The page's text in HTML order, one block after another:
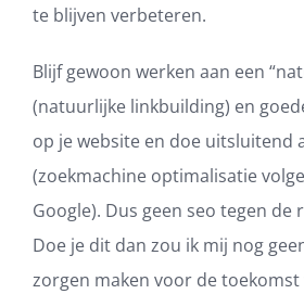
te blijven verbeteren.
Blijf gewoon werken aan een
(natuurlijke linkbuilding) en
op je website en doe uitsluitend
(zoekmachine optimalisatie
Google). Dus geen seo tegen de
Doe je dit dan zou ik mij nog
zorgen maken voor de